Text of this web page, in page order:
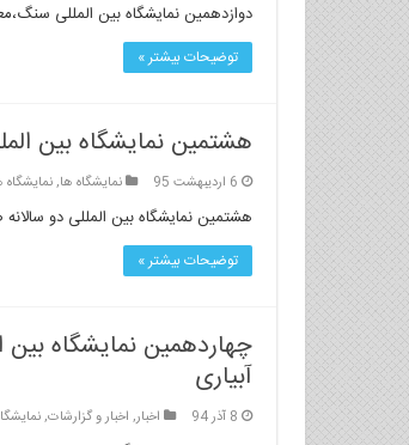
دوازدهمین نمایشگاه بین المللی
توضیحات بیشتر »
هشتمین نمایشگاه بین
6 اردیبهشت 95 نمایشگاه ها,نمایشگاه
هشتمین نمایشگاه بین المللی دو
توضیحات بیشتر »
چهاردهمین نمایشگاه
آبیاری
8 آذر 94 اخبار, اخبار و گزارشات,